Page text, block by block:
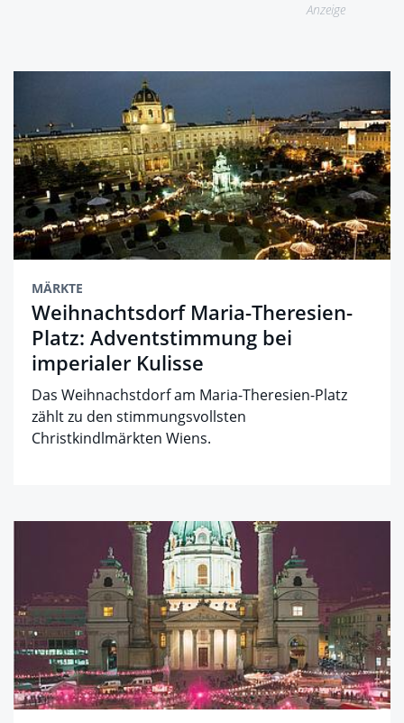
Anzeige
MÄRKTE
Weihnachtsdorf Maria-Theresien-
Platz: Adventstimmung bei
imperialer Kulisse
Das Weihnachstdorf am Maria-Theresien-Platz
zählt zu den stimmungsvollsten
Christkindlmärkten Wiens.